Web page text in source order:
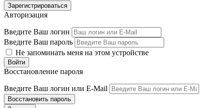
Авторизация
Введите Ваш логин
Введите Ваш пароль
Не запоминать меня на этом устройстве
Восстановление пароля
Введите Ваш логин или E-Mail